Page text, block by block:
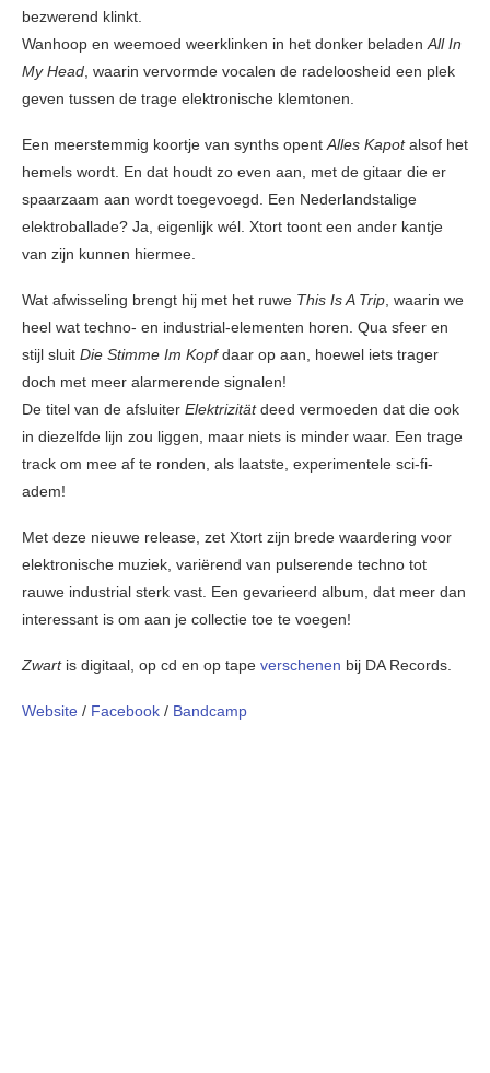
bezwerend klinkt.
Wanhoop en weemoed weerklinken in het donker beladenAll In
My Head, waarin vervormde vocalen de radeloosheid een plek
geven tussen de trage elektronische klemtonen.
Een meerstemmig koortje van synths opentAlles Kapotalsof het
hemels wordt. En dat houdt zo even aan, met de gitaar die er
spaarzaam aan wordt toegevoegd. Een Nederlandstalige
elektroballade? Ja, eigenlijk wél. Xtort toont een ander kantje
van zijn kunnen hiermee.
Wat afwisseling brengt hij met het ruwe This Is A Trip, waarin we
heel wat techno- en industrial-elementen horen. Qua sfeer en
stijl sluit Die Stimme Im Kopfdaar op aan, hoewel iets trager
doch met meer alarmerende signalen!
De titel van de afsluiter Elektrizitätdeed vermoeden dat die ook
in diezelfde lijn zou liggen, maar niets is minder waar. Een trage
track om mee af te ronden, als laatste, experimentele sci-fi-
adem!
Met deze nieuwe release, zet Xtort zijn brede waardering voor
elektronische muziek, variërend van pulserende techno tot
rauwe industrial sterk vast. Een gevarieerd album, dat meer dan
interessant is om aan je collectie toe te voegen!
Zwart is digitaal, op cd en op tape verschenen bij DA Records.
Website / Facebook / Bandcamp